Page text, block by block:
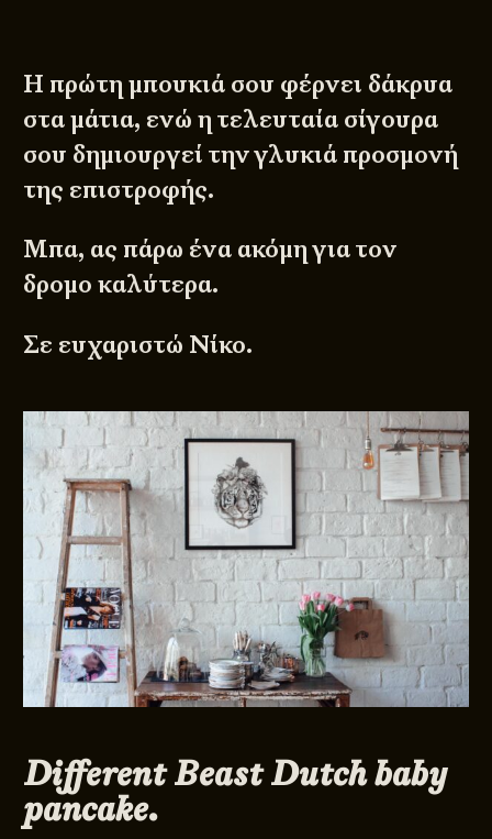
Η πρώτη μπουκιά σου φέρνει δάκρυα
στα μάτια, ενώ η τελευταία σίγουρα
σου δημιουργεί την γλυκιά προσμονή
της επιστροφής.
Μπα, ας πάρω ένα ακόμη για τον
δρομο καλύτερα.
Σε ευχαριστώ Νίκο.
Different Beast Dutch baby
pancake.